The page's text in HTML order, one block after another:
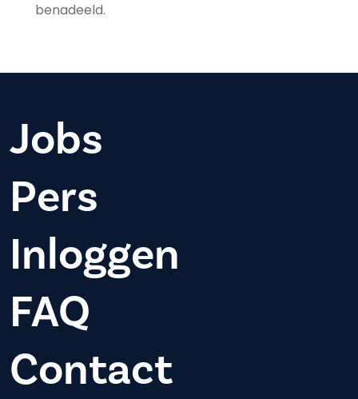
benadeeld.
Jobs
Pers
Inloggen
FAQ
Contact